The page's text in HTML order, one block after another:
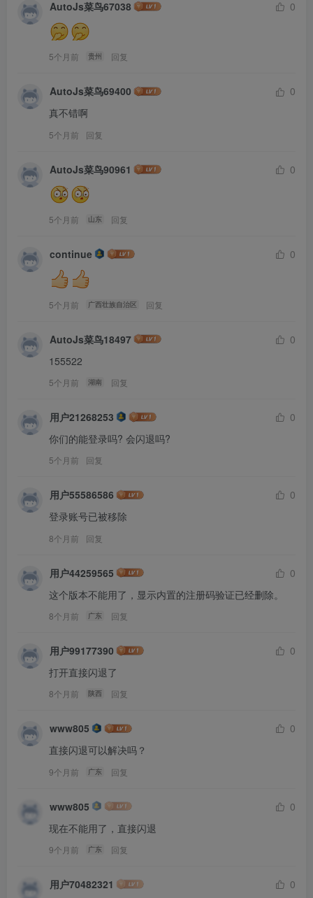
AutoJs菜鸟67038 0
5个月前 贵州 回复
AutoJs菜鸟69400
0
真不错啊
5个月前 回复
AutoJs菜鸟90961 0
5个月前 山东 回复
continue 0
5个月前 广西壮族自治区 回复
AutoJs菜鸟18497
0
155522
5个月前 湖南 回复
用户21268253
0
你们的能登录吗? 会闪退吗?
5个月前 回复
用户55586586
0
登录账号已被移除
8个月前 回复
用户44259565
0
这个版本不能用了，显示内置的注册码验证已经删除。
8个月前 广东 回复
用户99177390
0
打开直接闪退了
8个月前 陕西 回复
www805
0
直接闪退可以解决吗？
9个月前 广东 回复
www805
0
现在不能用了，直接闪退
9个月前 广东 回复
用户70482321
0